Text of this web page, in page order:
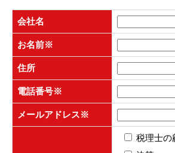
会社名
お名前※
住所
電話番号※
メールアドレス※
税理士の